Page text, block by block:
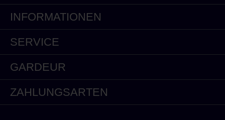
INFORMATIONEN
SERVICE
GARDEUR
ZAHLUNGSARTEN